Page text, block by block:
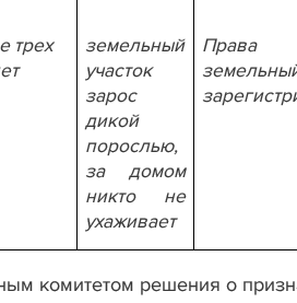
трех
земельный
участок
зарос
дикой
порослью,
за домом
никто не
ухаживает
комитетом решения о